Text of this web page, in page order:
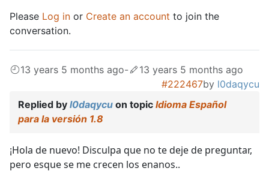
Please Log in or Create an account to join the
conversation.
13 years 5 months ago-
13 years 5 months ago
#222467by l0daqycu
Replied by l0daqycu on topic Idioma Español
para la versión 1.8
¡Hola de nuevo! Disculpa que no te deje de preguntar,
pero esque se me crecen los enanos..